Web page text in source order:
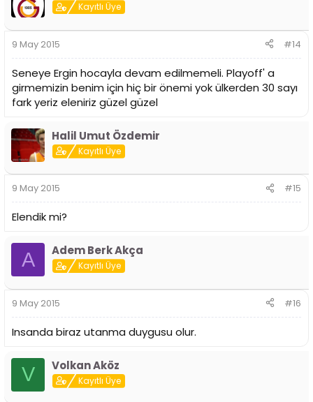
Kayıtlı Üye
9 May 2015 #14
Seneye Ergin hocayla devam edilmemeli. Playoff' a
girmemizin benim için hiç bir önemi yok ülkerden 30 sayı
fark yeriz eleniriz güzel güzel
Halil Umut Özdemir
Kayıtlı Üye
9 May 2015 #15
Elendik mi?
A Adem Berk Akça
Kayıtlı Üye
9 May 2015 #16
Insanda biraz utanma duygusu olur.
V Volkan Aköz
Kayıtlı Üye